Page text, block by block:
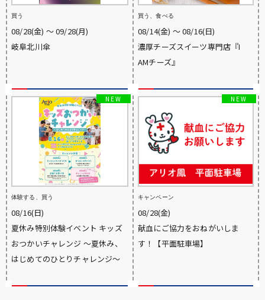
買う
08/28(金) 〜 09/28(月)
岐阜北川傘
買う、食べる
08/14(金) 〜 08/16(日)
濃厚チーズスイーツ専門店『I
AMチーズ』
体験する、買う
08/16(日)
夏休み特別体験イベント キッズ
おつかいチャレンジ ～夏休み、
はじめてのひとりチャレンジ～
キャンペーン
08/28(金)
献血にご協力をおねがいしま
す！【平面駐車場】